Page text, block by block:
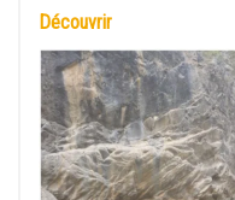
Découvrir